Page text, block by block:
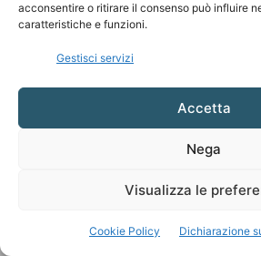
acconsentire o ritirare il consenso può influire
caratteristiche e funzioni.
Gestisci servizi
Accetta
Nega
Visualizza le
Cookie Policy Dichiarazione